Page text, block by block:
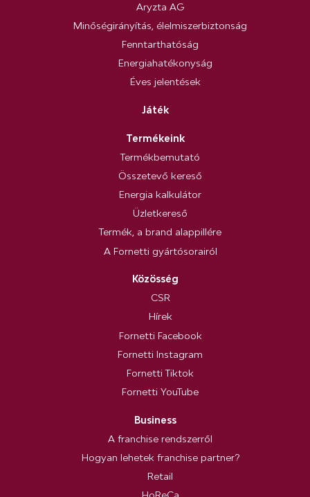
Aryzta AG
Minőségirányítás, élelmiszerbiztonság
Fenntarthatóság
Energiahatékonyság
Éves jelentések
Játék
Termékeink
Termékbemutató
Összetevő kereső
Energia kalkulátor
Üzletkereső
Termék, a brand alappillére
A Fornetti gyártósorairól
Közösség
CSR
Hírek
Fornetti Facebook
Fornetti Instagram
Fornetti Tiktok
Fornetti YouTube
Business
A franchise rendszerről
Hogyan lehetek franchise partner?
Retail